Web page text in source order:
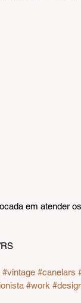
em atender
#vintage #canelars
#work